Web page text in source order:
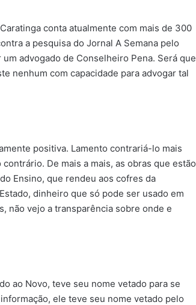
conta atualmente com mais de 300
a pesquisa do Jornal A Semana pelo
advogado de Conselheiro Pena. Será que
nenhum com capacidade para advogar tal
positiva. Lamento contrariá-lo mais
De mais a mais, as obras que estão
Ensino, que rendeu aos cofres da
dinheiro que só pode ser usado em
não vejo a transparência sobre onde e
ao Novo, teve seu nome vetado para se
ele teve seu nome vetado pelo